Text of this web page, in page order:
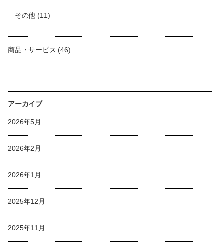
その他 (11)
商品・サービス (46)
アーカイブ
2026年5月
2026年2月
2026年1月
2025年12月
2025年11月